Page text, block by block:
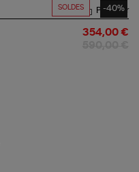
SOLDES -40%
Partager
354,00 €